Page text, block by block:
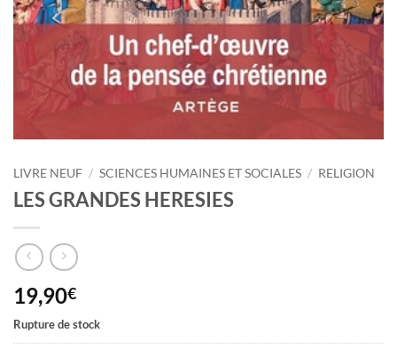
LIVRE NEUF / SCIENCES HUMAINES ET SOCIALES / RELIGION
LES GRANDES HERESIES
19,90€
Rupture de stock